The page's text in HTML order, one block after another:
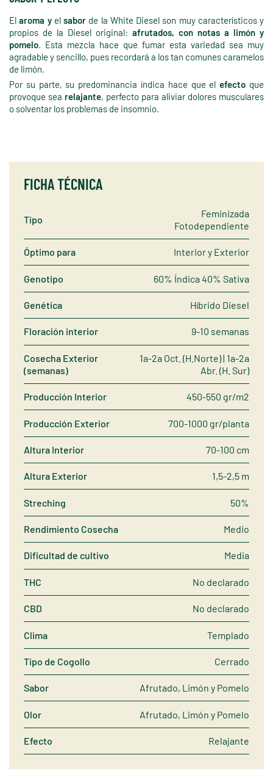
Elaroma yel sabor de la White Diesel son muy característicos y
propios de la Diesel original: afrutados, con notas a limón y
pomelo. Esta mezcla hace que fumar esta variedad sea muy
agradable y sencillo, pues recordará a los tan comunes caramelos
de limón.
Por su parte, su predominancia índica hace que elefecto que
provoque sea relajante, perfecto para aliviar dolores musculares
o solventar los problemas de insomnio.
FICHA TÉCNICA
Tipo
Feminizada
Fotodependiente
Óptimo para Interior y Exterior
Genotipo 60% Índica 40% Sativa
Genética Híbrido Diesel
Floración interior 9-10 semanas
Cosecha Exterior
(semanas)
1a-2a Oct. (H.Norte) | 1a-2a
Abr. (H. Sur)
Producción Interior 450-550 gr/m2
Producción Exterior 700-1000 gr/planta
Altura Interior 70-100 cm
Altura Exterior 1,5-2,5 m
Streching 50%
Rendimiento Cosecha Medio
Dificultad de cultivo Media
THC No declarado
CBD No declarado
Clima Templado
Tipo de Cogollo Cerrado
Sabor Afrutado, Limón y Pomelo
Olor Afrutado, Limón y Pomelo
Efecto Relajante